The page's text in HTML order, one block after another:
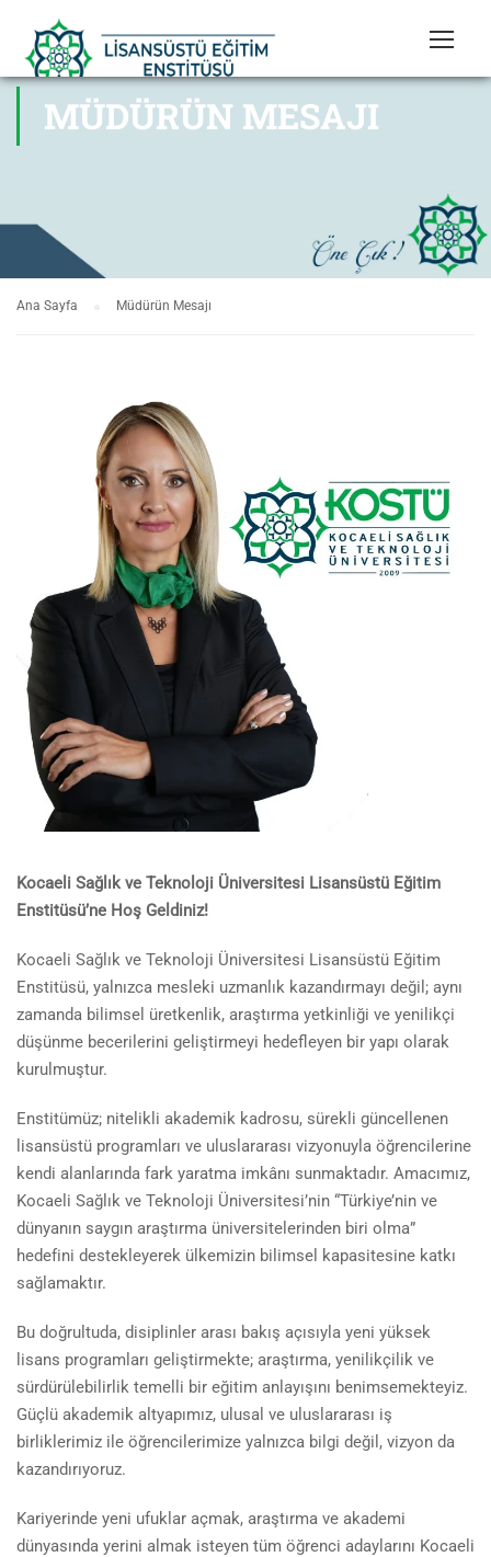
MÜDÜRÜN MESAJI
Ana Sayfa Müdürün Mesajı
Kocaeli Sağlık ve Teknoloji Üniversitesi Lisansüstü Eğitim
Enstitüsü’ne Hoş Geldiniz!
Kocaeli Sağlık ve Teknoloji Üniversitesi Lisansüstü Eğitim
Enstitüsü, yalnızca mesleki uzmanlık kazandırmayı değil; aynı
zamanda bilimsel üretkenlik, araştırma yetkinliği ve yenilikçi
düşünme becerilerini geliştirmeyi hedefleyen bir yapı olarak
kurulmuştur.
Enstitümüz; nitelikli akademik kadrosu, sürekli güncellenen
lisansüstü programları ve uluslararası vizyonuyla öğrencilerine
kendi alanlarında fark yaratma imkânı sunmaktadır. Amacımız,
Kocaeli Sağlık ve Teknoloji Üniversitesi’nin “Türkiye’nin ve
dünyanın saygın araştırma üniversitelerinden biri olma”
hedefini destekleyerek ülkemizin bilimsel kapasitesine katkı
sağlamaktır.
Bu doğrultuda, disiplinler arası bakış açısıyla yeni yüksek
lisans programları geliştirmekte; araştırma, yenilikçilik ve
sürdürülebilirlik temelli bir eğitim anlayışını benimsemekteyiz.
Güçlü akademik altyapımız, ulusal ve uluslararası iş
birliklerimiz ile öğrencilerimize yalnızca bilgi değil, vizyon da
kazandırıyoruz.
Kariyerinde yeni ufuklar açmak, araştırma ve akademi
dünyasında yerini almak isteyen tüm öğrenci adaylarını Kocaeli